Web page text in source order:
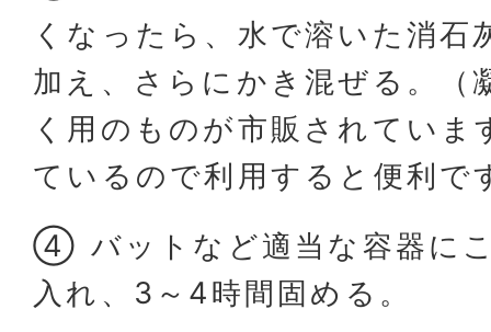
くなったら、水で溶いた消石
加え、さらにかき混ぜる。（
く用のものが市販されていま
ているので利用すると便利で
④ バットなど適当な容器に
入れ、3～4時間固める。